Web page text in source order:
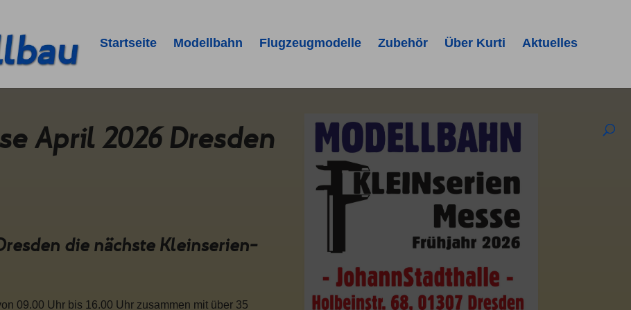
Startseite Modellbahn Flugzeugmodelle Zubehör Über Kurti Aktuelles
April 2026 Dresden
die nächste Kleinserien-
09.00 Uhr bis 16.00 Uhr zusammen mit über 35